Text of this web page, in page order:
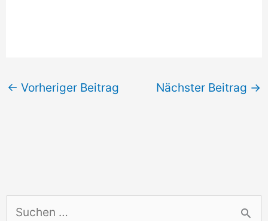
← Vorheriger Beitrag Nächster Beitrag →